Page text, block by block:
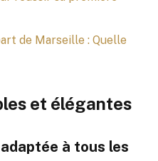
de Marseille : Quelle
et élégantes
à tous les